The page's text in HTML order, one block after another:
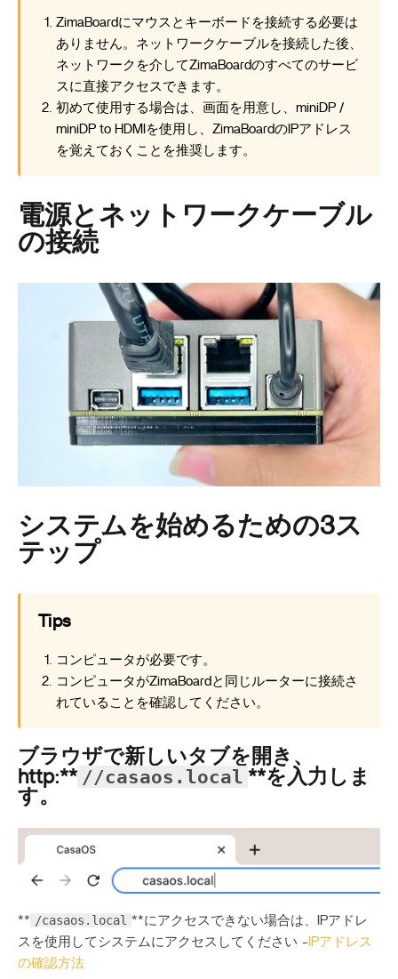
ZimaBoardにマウスとキーボードを接続する必要は
ありません。ネットワークケーブルを接続した後、
ネットワークを介してZimaBoardのすべてのサービ
スに直接アクセスできます。
初めて使用する場合は、画面を用意し、miniDP /
miniDP to HDMIを使用し、ZimaBoardのIPアドレス
を覚えておくことを推奨します。
電源とネットワークケーブル
の接続
システムを始めるための3ス
テップ
Tips
コンピュータが必要です。
コンピュータがZimaBoardと同じルーターに接続さ
れていることを確認してください。
ブラウザで新しいタブを開き、
http:** //casaos.local **を入力しま
す。
** /casaos.local **にアクセスできない場合は、IPアドレ
スを使用してシステムにアクセスしてください - IPアドレス
の確認方法